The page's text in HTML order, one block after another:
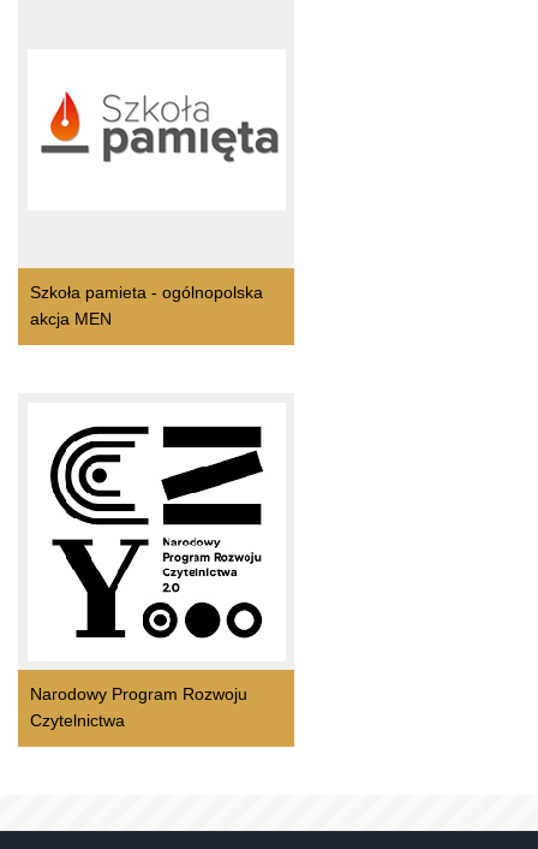
Szkoła pamieta - ogólnopolska
akcja MEN
Narodowy Program Rozwoju
Czytelnictwa